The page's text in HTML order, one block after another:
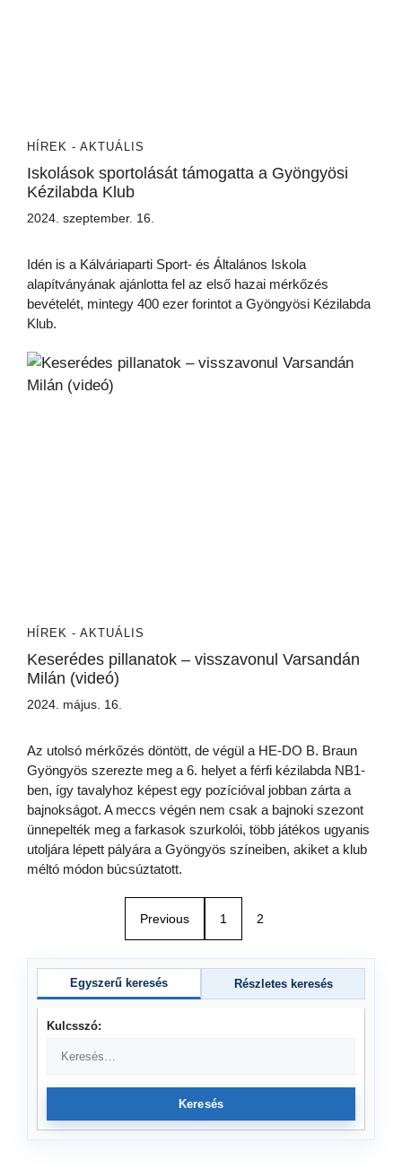
HÍREK - AKTUÁLIS
Iskolások sportolását támogatta a Gyöngyösi
Kézilabda Klub
2024. szeptember. 16.
Idén is a Kálváriaparti Sport- és Általános Iskola
alapítványának ajánlotta fel az első hazai mérkőzés
bevételét, mintegy 400 ezer forintot a Gyöngyösi Kézilabda
Klub.
HÍREK - AKTUÁLIS
Keserédes pillanatok – visszavonul Varsandán
Milán (videó)
2024. május. 16.
Az utolsó mérkőzés döntött, de végül a HE-DO B. Braun
Gyöngyös szerezte meg a 6. helyet a férfi kézilabda NB1-
ben, így tavalyhoz képest egy pozícióval jobban zárta a
bajnokságot. A meccs végén nem csak a bajnoki szezont
ünnepelték meg a farkasok szurkolói, több játékos ugyanis
utoljára lépett pályára a Gyöngyös színeiben, akiket a klub
méltó módon búcsúztatott.
Previous 1 2
Egyszerű keresés Részletes keresés
Kulcsszó:
Keresés